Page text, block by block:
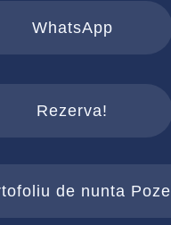
WhatsApp
Rezerva!
de nunta Poze